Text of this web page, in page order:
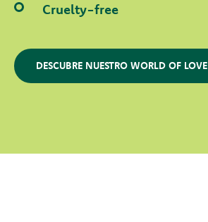
Cruelty-free
DESCUBRE NUESTRO WORLD OF LOVE